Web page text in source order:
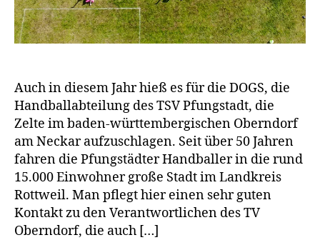
Auch in diesem Jahr hieß es für die DOGS, die
Handballabteilung des TSV Pfungstadt, die
Zelte im baden-württembergischen Oberndorf
am Neckar aufzuschlagen. Seit über 50 Jahren
fahren die Pfungstädter Handballer in die rund
15.000 Einwohner große Stadt im Landkreis
Rottweil. Man pflegt hier einen sehr guten
Kontakt zu den Verantwortlichen des TV
Oberndorf, die auch […]